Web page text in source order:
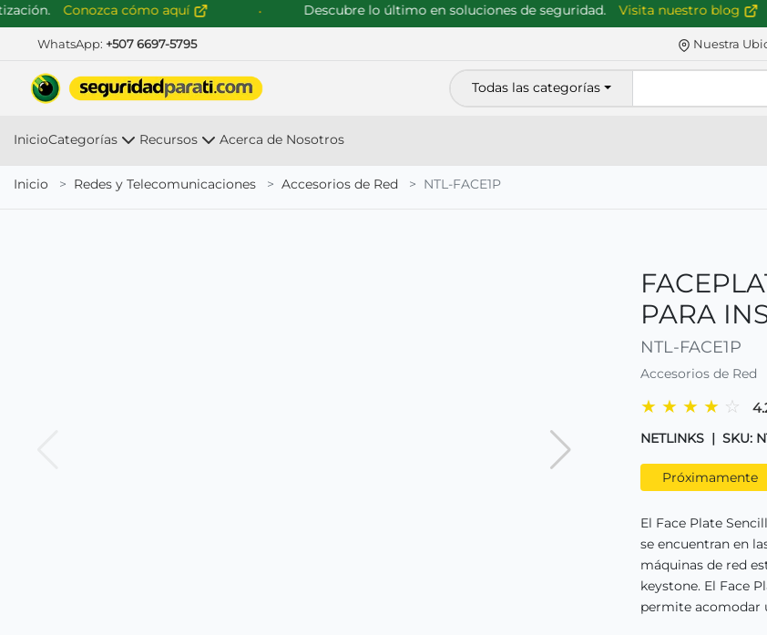
Conozca cómo aquí Descubre lo último en soluciones de seguridad. Visita nuestro blog
WhatsApp: +507 6697-5795 Nuestra
Todas las categorías
InicioCategorías Recursos Acerca de Nosotros
Inicio Redes y Telecomunicaciones Accesorios de Red NTL-FACE1P
PARA
NTL-FACE1P
Accesorios de Red
★ ★ ★ ★ ☆
NETLINKS | SKU:
Próximamente
El Face Plate
se encuentran en
máquinas de red
keystone. El Face
permite acomodar